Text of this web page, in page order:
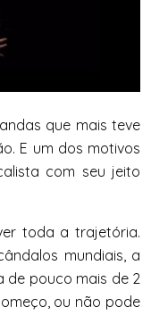
que mais teve
E um dos motivos
com seu jeito
toda a trajetória.
mundiais, a
de pouco mais de 2
ou não pode